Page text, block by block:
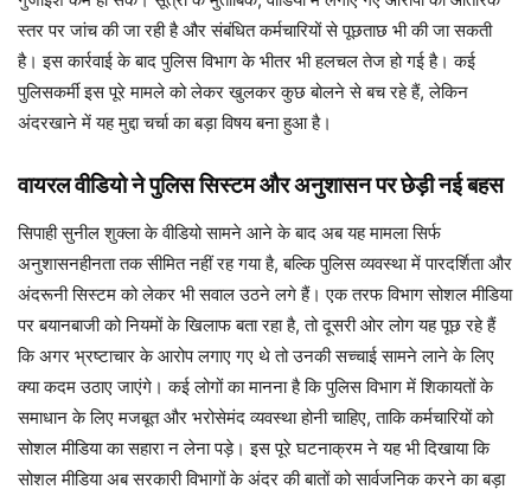
स्तर पर जांच की जा रही है और संबंधित कर्मचारियों से पूछताछ भी की जा सकती
है। इस कार्रवाई के बाद पुलिस विभाग के भीतर भी हलचल तेज हो गई है। कई
पुलिसकर्मी इस पूरे मामले को लेकर खुलकर कुछ बोलने से बच रहे हैं, लेकिन
अंदरखाने में यह मुद्दा चर्चा का बड़ा विषय बना हुआ है।
वायरल वीडियो ने पुलिस सिस्टम और अनुशासन पर छेड़ी नई बहस
सिपाही सुनील शुक्ला के वीडियो सामने आने के बाद अब यह मामला सिर्फ
अनुशासनहीनता तक सीमित नहीं रह गया है, बल्कि पुलिस व्यवस्था में पारदर्शिता और
अंदरूनी सिस्टम को लेकर भी सवाल उठने लगे हैं। एक तरफ विभाग सोशल मीडिया
पर बयानबाजी को नियमों के खिलाफ बता रहा है, तो दूसरी ओर लोग यह पूछ रहे हैं
कि अगर भ्रष्टाचार के आरोप लगाए गए थे तो उनकी सच्चाई सामने लाने के लिए
क्या कदम उठाए जाएंगे। कई लोगों का मानना है कि पुलिस विभाग में शिकायतों के
समाधान के लिए मजबूत और भरोसेमंद व्यवस्था होनी चाहिए, ताकि कर्मचारियों को
सोशल मीडिया का सहारा न लेना पड़े। इस पूरे घटनाक्रम ने यह भी दिखाया कि
सोशल मीडिया अब सरकारी विभागों के अंदर की बातों को सार्वजनिक करने का बड़ा